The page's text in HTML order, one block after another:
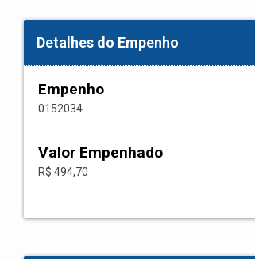
Detalhes do Empenho
Empenho
0152034
Valor Empenhado
R$ 494,70